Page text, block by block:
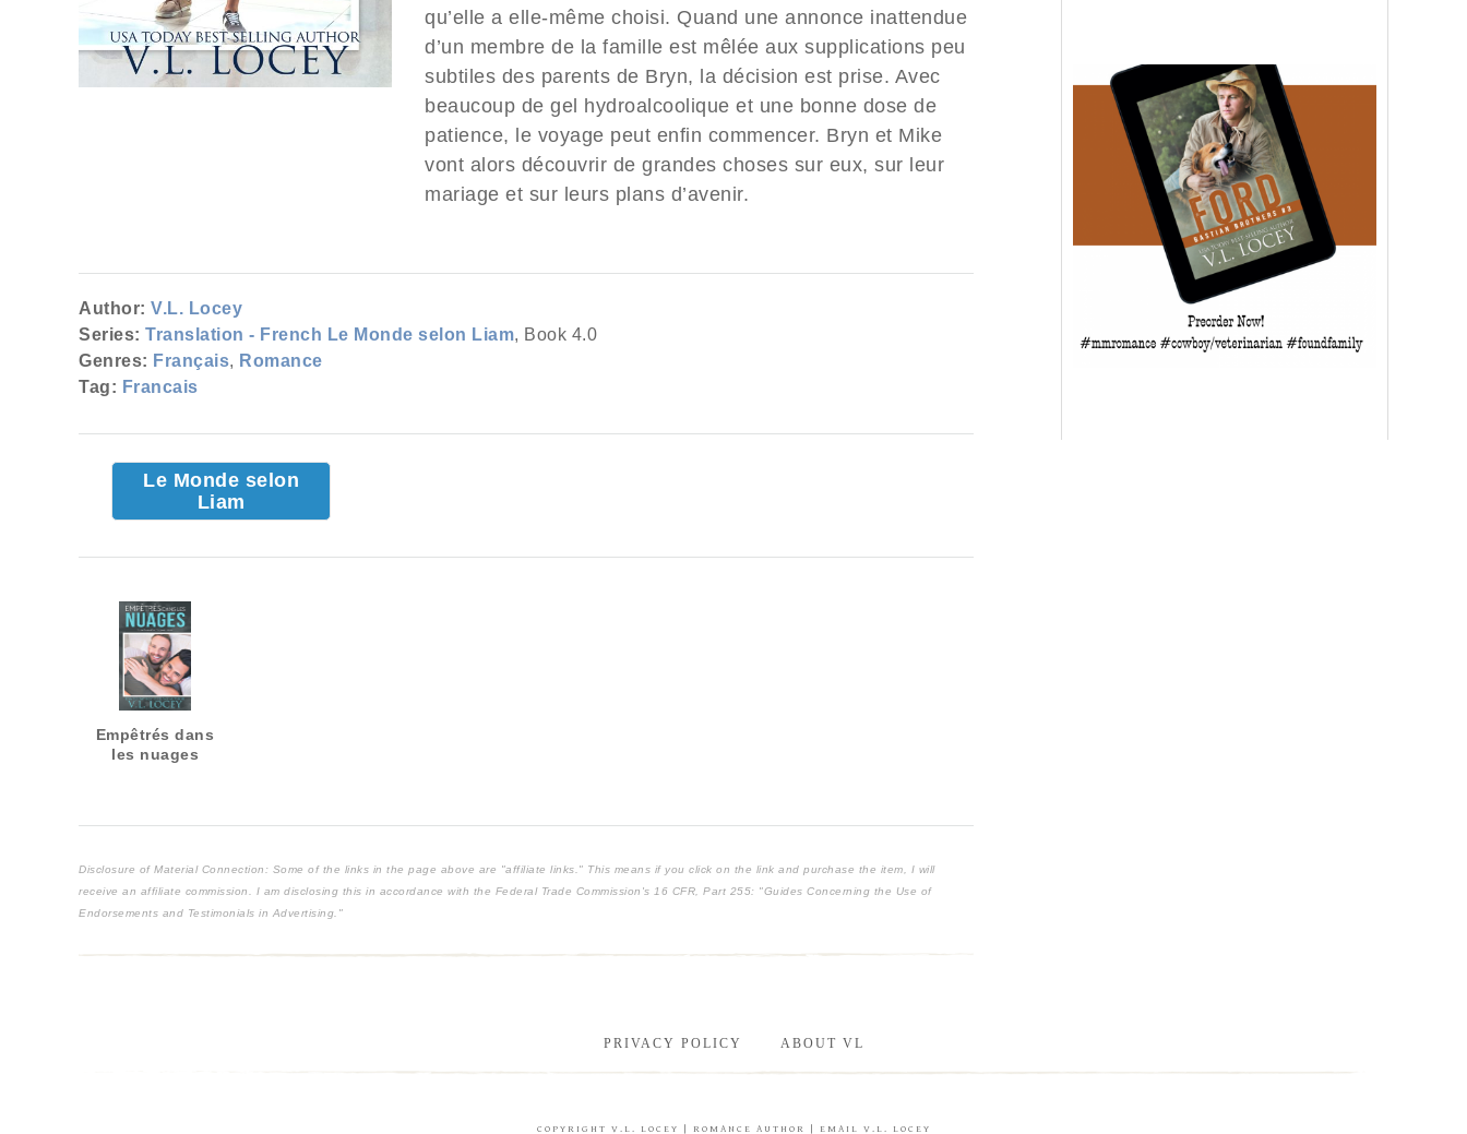
qu’elle a elle-même choisi. Quand une annonce inattendue
d’un membre de la famille est mêlée aux supplications peu
subtiles des parents de Bryn, la décision est prise. Avec
beaucoup de gel hydroalcoolique et une bonne dose de
patience, le voyage peut enfin commencer. Bryn et Mike
vont alors découvrir de grandes choses sur eux, sur leur
mariage et sur leurs plans d’avenir.
Author: V.L. Locey
Series: Translation - French Le Monde selon Liam, Book 4.0
Genres: Français, Romance
Tag: Francais
Le Monde selon
Liam
Empêtrés dans
les nuages
Disclosure of Material Connection: Some of the links in the page above are "affiliate links." This means if you click on the link and purchase the item, I will
receive an affiliate commission. I am disclosing this in accordance with the Federal Trade Commission's 16 CFR, Part 255: "Guides Concerning the Use of
Endorsements and Testimonials in Advertising."
PRIVACY POLICY ABOUT VL
COPYRIGHT V.L. LOCEY | ROMANCE AUTHOR | EMAIL V.L. LOCEY